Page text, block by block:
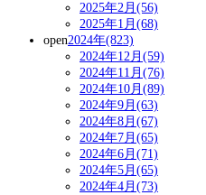
2025年2月(56)
2025年1月(68)
open2024年(823)
2024年12月(59)
2024年11月(76)
2024年10月(89)
2024年9月(63)
2024年8月(67)
2024年7月(65)
2024年6月(71)
2024年5月(65)
2024年4月(73)